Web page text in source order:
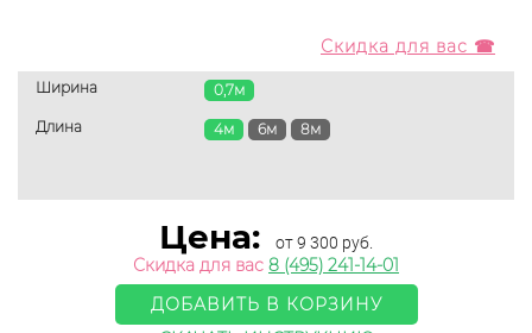
Скидка для вас ☎
Ширина 0,7м
Длина 8м
6м
4м
Цена: от 9 300 руб.
Скидка для вас 8 (495) 241-14-01
ДОБАВИТЬ В КОРЗИНУ